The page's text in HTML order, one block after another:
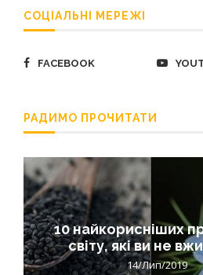
СОЦІАЛЬНІ МЕРЕЖІ
FACEBOOK
РАДИМО ПРОЧИТАТИ
10 найкорисніших
світу, які ви не
14/Лип/2019